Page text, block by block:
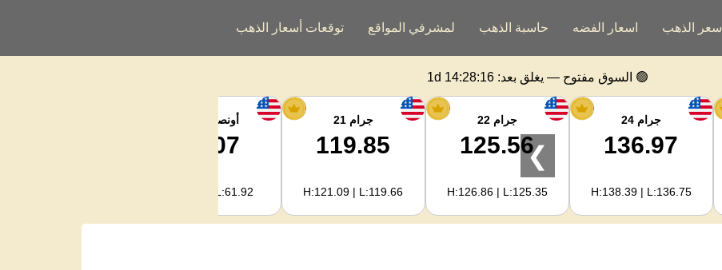
سعر الذهب اسعار الفضه حاسبة الذهب لمشرفي المواقع توقعات أسعار الذهب
🟢 السوق مفتوح — يغلق بعد: 1d 14:28:15
جرام 24
136.97
H:138.39 | L:136.75
جرام 22
125.56
H:126.86 | L:125.35
جرام 21
119.85
H:121.09 | L:119.66
أونصة الفضة
62.07
H:62.89 | L:61.92
❯